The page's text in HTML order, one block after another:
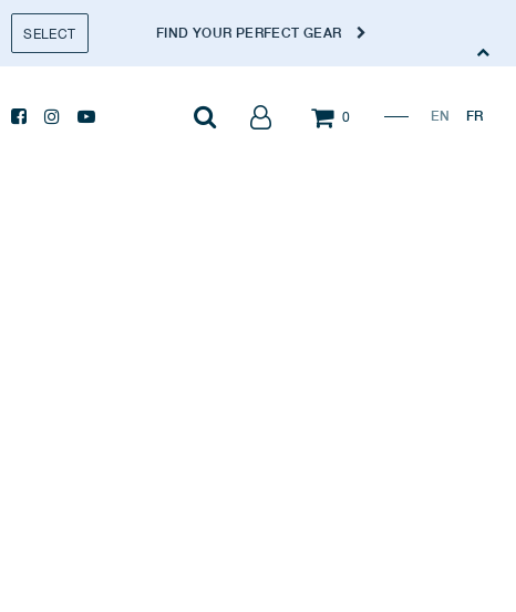
SELECT FIND YOUR PERFECT GEAR
0 EN FR